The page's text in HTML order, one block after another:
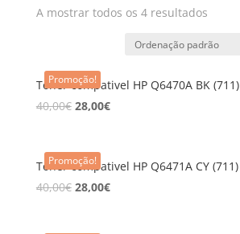
A mostrar todos os 4 resultados
Promoção!
Toner compativel HP Q6470A BK (711)
40,00€ 28,00€
Promoção!
Toner compativel HP Q6471A CY (711)
40,00€ 28,00€